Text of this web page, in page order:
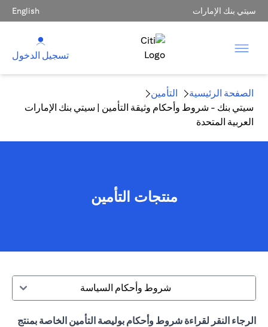
سيتي بنك الإمارات English
تسجيل الدخول
الصفحة الرئيسية
التأمين
سيتي بنك - شروط وأحكام وثيقة التأمين | سيتي بنك الإمارات
العربية المتحدة
منتجات التأمين
شروط وأحكام السياسة
الرجاء النقر لقراءة شروط وأحكام بوليصة التأمين الخاصة بمنتج